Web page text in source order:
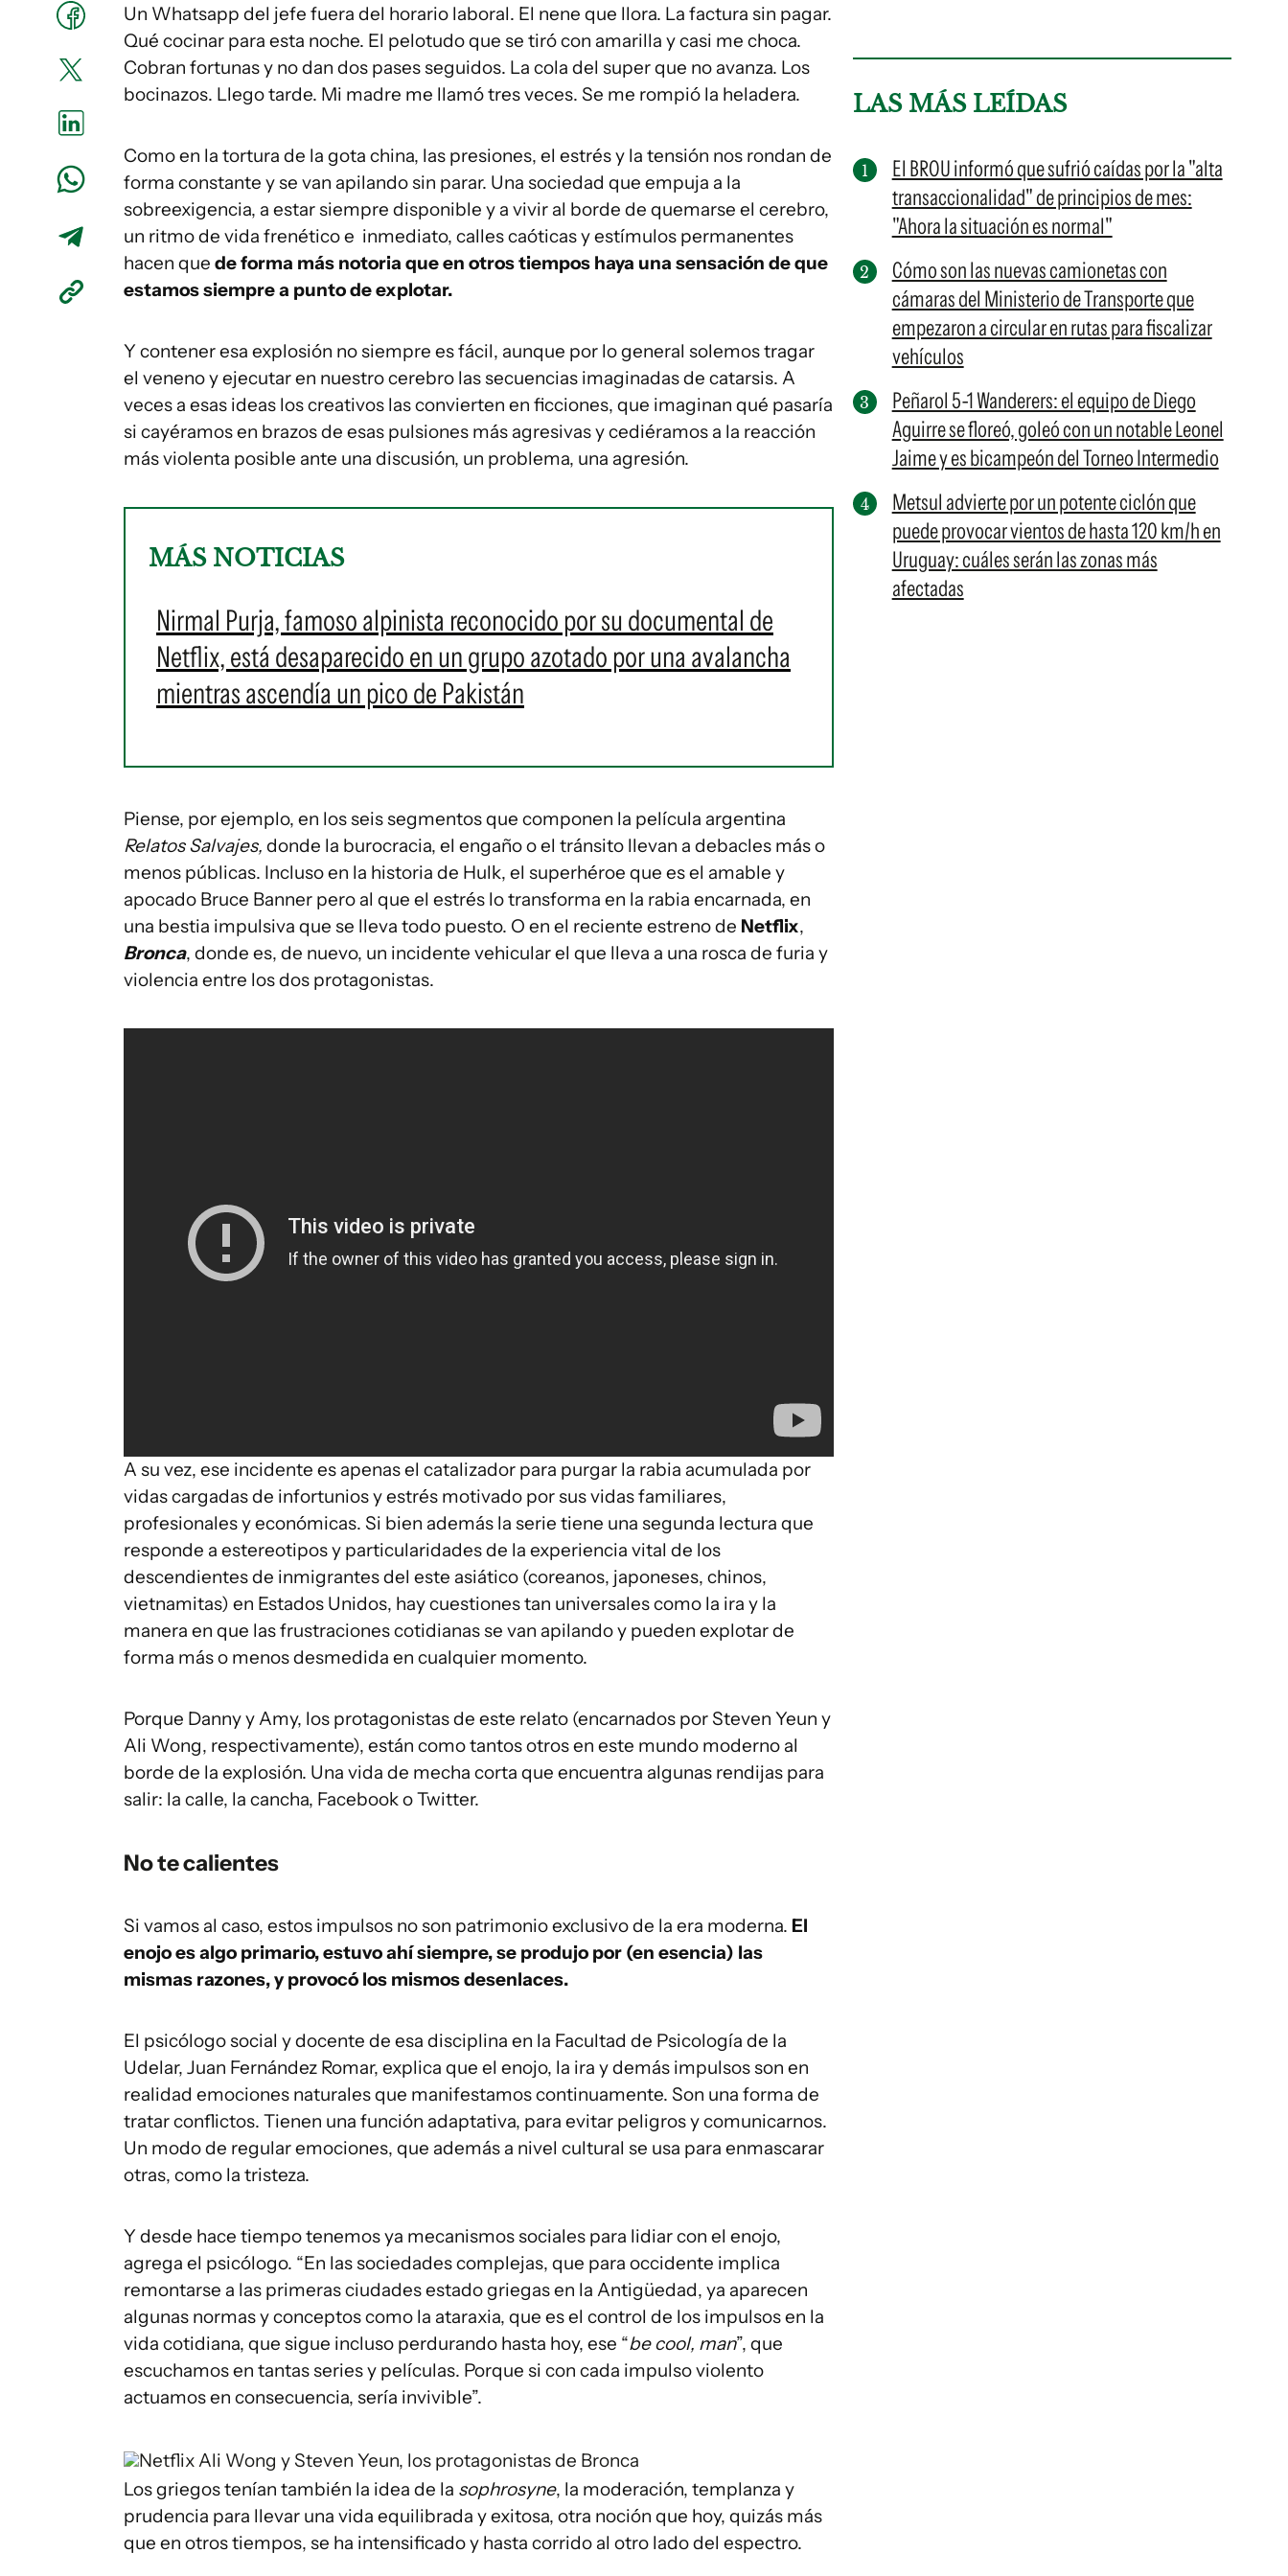
Un Whatsapp del jefe fuera del horario laboral. El nene que llora. La factura sin pagar.
Qué cocinar para esta noche. El pelotudo que se tiró con amarilla y casi me choca.
Cobran fortunas y no dan dos pases seguidos. La cola del super que no avanza. Los
bocinazos. Llego tarde. Mi madre me llamó tres veces. Se me rompió la heladera.
Como en la tortura de la gota china, las presiones, el estrés y la tensión nos rondan de
forma constante y se van apilando sin parar. Una sociedad que empuja a la
sobreexigencia, a estar siempre disponible y a vivir al borde de quemarse el cerebro,
un ritmo de vida frenético e inmediato, calles caóticas y estímulos permanentes
hacen que de forma más notoria que en otros tiempos haya una sensación de que
estamos siempre a punto de explotar.
Y contener esa explosión no siempre es fácil, aunque por lo general solemos tragar
el veneno y ejecutar en nuestro cerebro las secuencias imaginadas de catarsis. A
veces a esas ideas los creativos las convierten en ficciones, que imaginan qué pasaría
si cayéramos en brazos de esas pulsiones más agresivas y cediéramos a la reacción
más violenta posible ante una discusión, un problema, una agresión.
MÁS NOTICIAS
Nirmal Purja, famoso alpinista reconocido por su documental de
Netflix, está desaparecido en un grupo azotado por una avalancha
mientras ascendía un pico de Pakistán
Piense, por ejemplo, en los seis segmentos que componen la película argentina
Relatos Salvajes, donde la burocracia, el engaño o el tránsito llevan a debacles más o
menos públicas. Incluso en la historia de Hulk, el superhéroe que es el amable y
apocado Bruce Banner pero al que el estrés lo transforma en la rabia encarnada, en
una bestia impulsiva que se lleva todo puesto. O en el reciente estreno de Netflix,
Bronca, donde es, de nuevo, un incidente vehicular el que lleva a una rosca de furia y
violencia entre los dos protagonistas.
A su vez, ese incidente es apenas el catalizador para purgar la rabia acumulada por
vidas cargadas de infortunios y estrés motivado por sus vidas familiares,
profesionales y económicas. Si bien además la serie tiene una segunda lectura que
responde a estereotipos y particularidades de la experiencia vital de los
descendientes de inmigrantes del este asiático (coreanos, japoneses, chinos,
vietnamitas) en Estados Unidos, hay cuestiones tan universales como la ira y la
manera en que las frustraciones cotidianas se van apilando y pueden explotar de
forma más o menos desmedida en cualquier momento.
Porque Danny y Amy, los protagonistas de este relato (encarnados por Steven Yeun y
Ali Wong, respectivamente), están como tantos otros en este mundo moderno al
borde de la explosión. Una vida de mecha corta que encuentra algunas rendijas para
salir: la calle, la cancha, Facebook o Twitter.
No te calientes
Si vamos al caso, estos impulsos no son patrimonio exclusivo de la era moderna. El
enojo es algo primario, estuvo ahí siempre, se produjo por (en esencia) las
mismas razones, y provocó los mismos desenlaces.
El psicólogo social y docente de esa disciplina en la Facultad de Psicología de la
Udelar, Juan Fernández Romar, explica que el enojo, la ira y demás impulsos son en
realidad emociones naturales que manifestamos continuamente. Son una forma de
tratar conflictos. Tienen una función adaptativa, para evitar peligros y comunicarnos.
Un modo de regular emociones, que además a nivel cultural se usa para enmascarar
otras, como la tristeza.
Y desde hace tiempo tenemos ya mecanismos sociales para lidiar con el enojo,
agrega el psicólogo. “En las sociedades complejas, que para occidente implica
remontarse a las primeras ciudades estado griegas en la Antigüedad, ya aparecen
algunas normas y conceptos como la ataraxia, que es el control de los impulsos en la
vida cotidiana, que sigue incluso perdurando hasta hoy, ese “be cool, man”, que
escuchamos en tantas series y películas. Porque si con cada impulso violento
actuamos en consecuencia, sería invivible”.
NetflixAli Wong y Steven Yeun, los protagonistas de Bronca
Los griegos tenían también la idea de la sophrosyne, la moderación, templanza y
prudencia para llevar una vida equilibrada y exitosa, otra noción que hoy, quizás más
que en otros tiempos, se ha intensificado y hasta corrido al otro lado del espectro.
LAS MÁS LEÍDAS
El BROU informó que sufrió caídas por la "alta
transaccionalidad" de principios de mes:
"Ahora la situación es normal"
Cómo son las nuevas camionetas con
cámaras del Ministerio de Transporte que
empezaron a circular en rutas para fiscalizar
vehículos
Peñarol 5-1 Wanderers: el equipo de Diego
Aguirre se floreó, goleó con un notable Leonel
Jaime y es bicampeón del Torneo Intermedio
Metsul advierte por un potente ciclón que
puede provocar vientos de hasta 120 km/h en
Uruguay: cuáles serán las zonas más
afectadas